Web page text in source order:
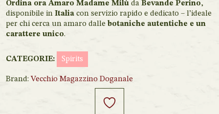
Ordina ora Amaro Madame Milù da Bevande Perino,
disponibile in Italia con servizio rapido e dedicato – l’ideale
per chi cerca un amaro dalle botaniche autentiche e un
carattere unico.
CATEGORIE: Spirits
Brand: Vecchio Magazzino Doganale